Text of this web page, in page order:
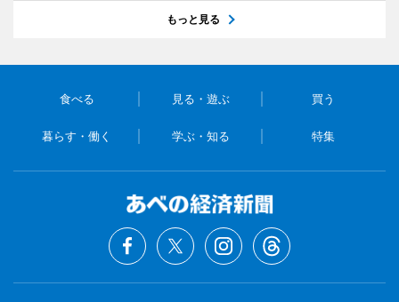
もっと見る
食べる 見る・遊ぶ 買う
暮らす・働く 学ぶ・知る 特集